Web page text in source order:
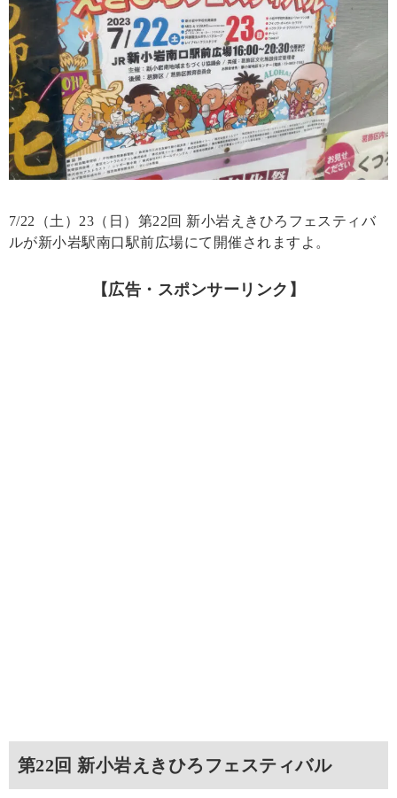
7/22（土）23（日）第22回 新小岩えきひろフェスティバ
ルが新小岩駅南口駅前広場にて開催されますよ。
【広告・スポンサーリンク】
第22回 新小岩えきひろフェスティバル